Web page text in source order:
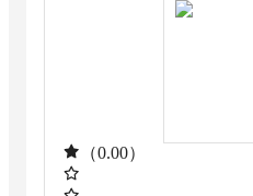
（0.00）